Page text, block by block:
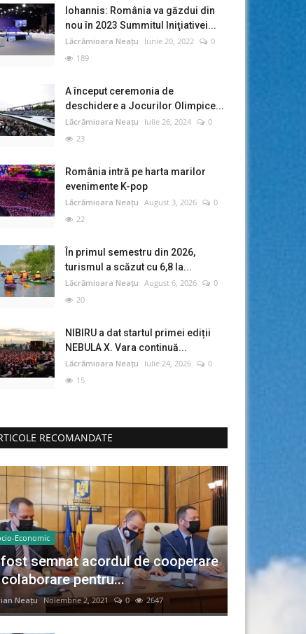
Iohannis: România va găzdui din
nou în 2023 Summitul Iniţiativei...
Lăcrămioara Neațu Iunie 20, 2022
0
189
A început ceremonia de
deschidere a Jocurilor Olimpice...
Lăcrămioara Neațu Iulie 26, 2024
0
23
România intră pe harta marilor
evenimente K-pop
Lăcrămioara Neațu August 3, 2026
0
22
În primul semestru din 2026,
turismul a scăzut cu 6,8 la...
Lăcrămioara Neațu August 6, 2026
0
20
NIBIRU a dat startul primei ediții
NEBULA X. Vara continuă...
Lăcrămioara Neațu Iulie 24, 2026
0
15
RECOMANDATE
Economic
semnat acordul de cooperare
pentru...
Neațu Noiembrie 2, 2021 0 2647